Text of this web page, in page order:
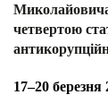
четвертою
17–20 березня